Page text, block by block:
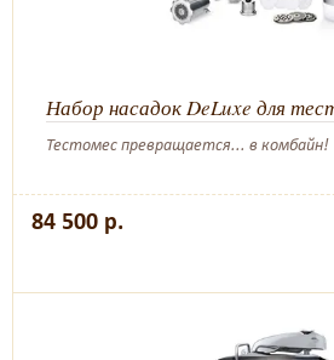
Набор насадок DeLuxe для
Тестомес превращается... в комбайн!
84 500 р.